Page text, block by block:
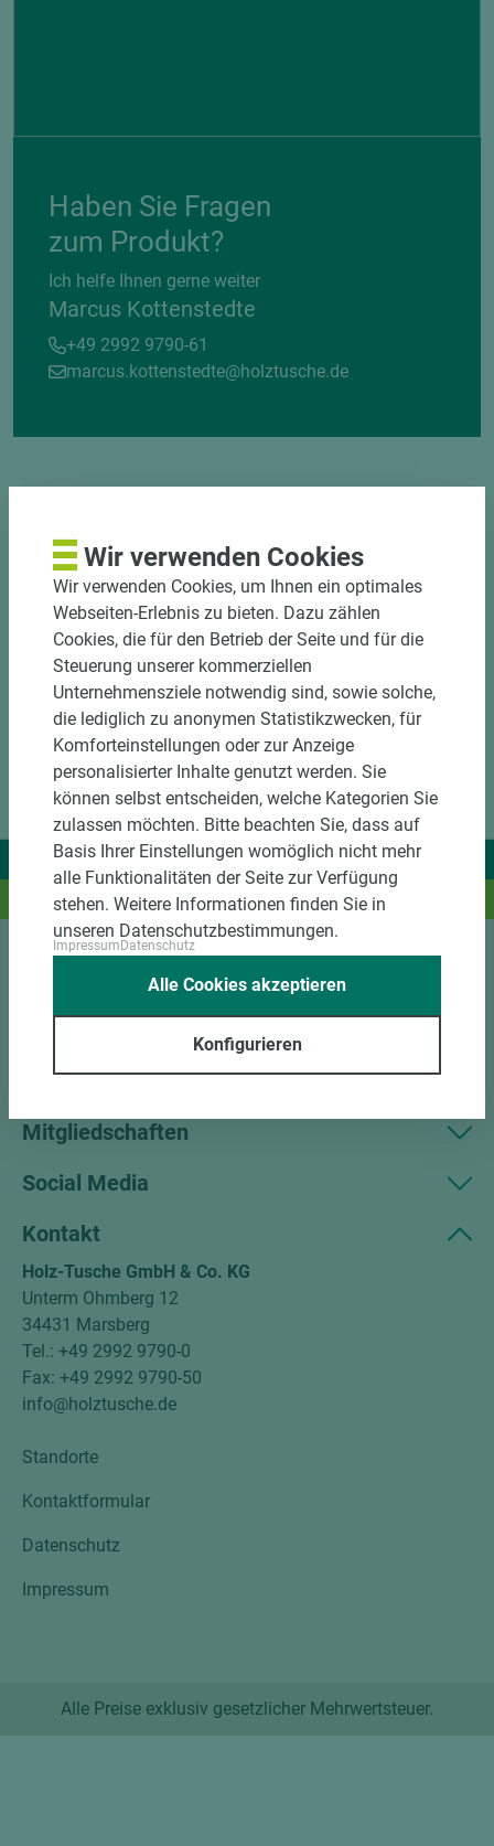
Haben Sie Fragen
zum Produkt?
Ich helfe Ihnen gerne weiter
Marcus Kottenstedte
+49 2992 9790-61
marcus.kottenstedte@holztusche.de
DOWNLOADS
Wir liefern Ideen.
Und das passende Holz dazu.
Unternehmen
Mitgliedschaften
Social Media
Kontakt
Holz-Tusche GmbH & Co. KG
Unterm Ohmberg 12
34431 Marsberg
Tel.: +49 2992 9790-0
Fax: +49 2992 9790-50
info@holztusche.de
Standorte
Kontaktformular
Datenschutz
Impressum
Alle Preise exklusiv gesetzlicher Mehrwertsteuer.
Wir verwenden Cookies
Wir verwenden Cookies, um Ihnen ein optimales
Webseiten-Erlebnis zu bieten. Dazu zählen
Cookies, die für den Betrieb der Seite und für die
Steuerung unserer kommerziellen
Unternehmensziele notwendig sind, sowie solche,
die lediglich zu anonymen Statistikzwecken, für
Komforteinstellungen oder zur Anzeige
personalisierter Inhalte genutzt werden. Sie
können selbst entscheiden, welche Kategorien Sie
zulassen möchten. Bitte beachten Sie, dass auf
Basis Ihrer Einstellungen womöglich nicht mehr
alle Funktionalitäten der Seite zur Verfügung
stehen. Weitere Informationen finden Sie in
unseren Datenschutzbestimmungen.
ImpressumDatenschutz
Konfigurieren
Alle Cookies akzeptieren